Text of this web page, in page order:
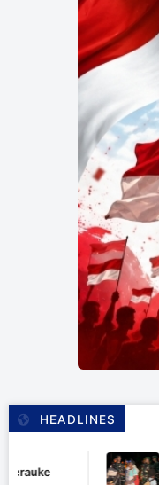
HEADLINES
49 MENIT LALU
Personel